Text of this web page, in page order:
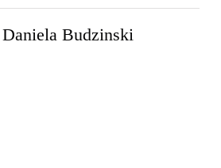
Budzinski